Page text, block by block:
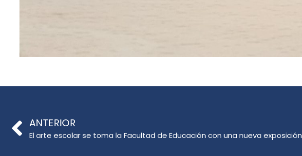
ANTERIOR
El arte escolar se toma la Facultad de Educación con una nueva exposición